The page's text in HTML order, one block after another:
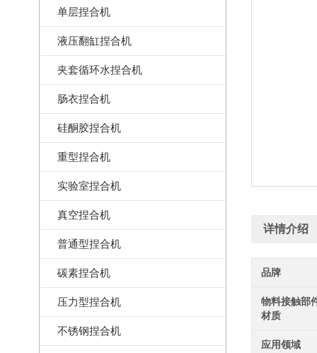
单层捏合机
液压翻缸捏合机
夹套循环水捏合机
肠衣捏合机
硅酮胶捏合机
重型捏合机
实验室捏合机
真空捏合机
普通型捏合机
碳素捏合机
压力型捏合机
不锈钢捏合机
详情介绍
品牌
物料接触部
材质
应用领域